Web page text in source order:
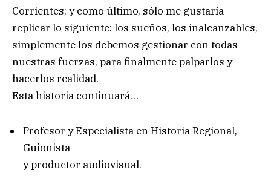
Corrientes; y como último, sólo me gustaría
replicar lo siguiente: los sueños, los inalcanzables,
simplemente los debemos gestionar con todas
nuestras fuerzas, para finalmente palparlos y
hacerlos realidad.
Esta historia continuará…
Profesor y Especialista en Historia Regional,
Guionista
y productor audiovisual.